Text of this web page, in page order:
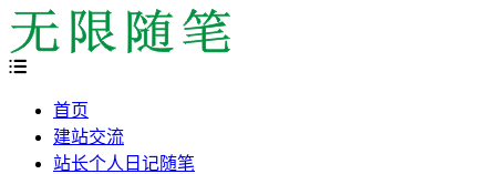
首页
建站交流
站长个人日记随笔